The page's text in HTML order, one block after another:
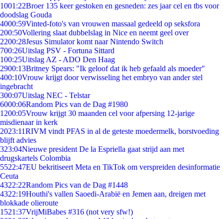
1001:22Broer 135 keer gestoken en gesneden: zes jaar cel en tbs voor
doodslag Gouda
4000:59Vinted-foto's van vrouwen massaal gedeeld op seksfora
200:50Vollering slaat dubbelslag in Nice en neemt geel over
2200:28Jesus Simulator komt naar Nintendo Switch
700:26Uitslag PSV - Fortuna Sittard
100:25Uitslag AZ - ADO Den Haag
2900:13Britney Spears: "Ik geloof dat ik heb gefaald als moeder"
400:10Vrouw krijgt door verwisseling het embryo van ander stel
ingebracht
300:07Uitslag NEC - Telstar
6000:06Random Pics van de Dag #1980
1200:05Vrouw krijgt 30 maanden cel voor afpersing 12-jarige
misdienaar in kerk
2023:11RIVM vindt PFAS in al de geteste moedermelk, borstvoeding
blijft advies
323:04Nieuwe president De la Espriella gaat strijd aan met
drugskartels Colombia
5522:47EU bekritiseert Meta en TikTok om verspreiden desinformatie
Ceuta
4322:22Random Pics van de Dag #1448
4322:19Houthi's vallen Saoedi-Arabië en Jemen aan, dreigen met
blokkade olieroute
1521:37VrijMiBabes #316 (not very sfw!)